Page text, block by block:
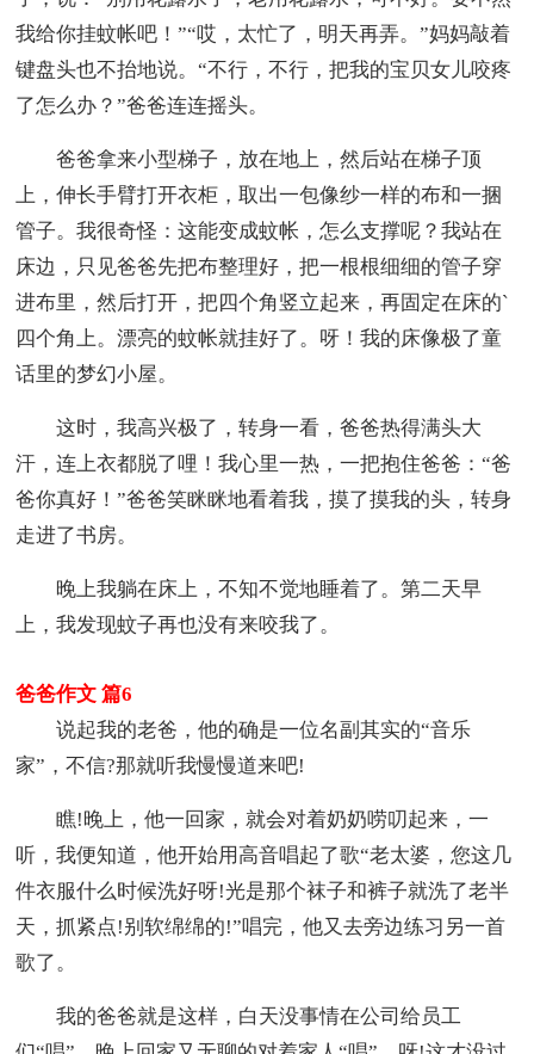
我给你挂蚊帐吧！”“哎，太忙了，明天再弄。”妈妈敲着
键盘头也不抬地说。“不行，不行，把我的宝贝女儿咬疼
了怎么办？”爸爸连连摇头。
爸爸拿来小型梯子，放在地上，然后站在梯子顶
上，伸长手臂打开衣柜，取出一包像纱一样的布和一捆
管子。我很奇怪：这能变成蚊帐，怎么支撑呢？我站在
床边，只见爸爸先把布整理好，把一根根细细的管子穿
进布里，然后打开，把四个角竖立起来，再固定在床的`
四个角上。漂亮的蚊帐就挂好了。呀！我的床像极了童
话里的梦幻小屋。
这时，我高兴极了，转身一看，爸爸热得满头大
汗，连上衣都脱了哩！我心里一热，一把抱住爸爸：“爸
爸你真好！”爸爸笑眯眯地看着我，摸了摸我的头，转身
走进了书房。
晚上我躺在床上，不知不觉地睡着了。第二天早
上，我发现蚊子再也没有来咬我了。
爸爸作文 篇6
说起我的老爸，他的确是一位名副其实的“音乐
家”，不信?那就听我慢慢道来吧!
瞧!晚上，他一回家，就会对着奶奶唠叨起来，一
听，我便知道，他开始用高音唱起了歌“老太婆，您这几
件衣服什么时候洗好呀!光是那个袜子和裤子就洗了老半
天，抓紧点!别软绵绵的!”唱完，他又去旁边练习另一首
歌了。
我的爸爸就是这样，白天没事情在公司给员工